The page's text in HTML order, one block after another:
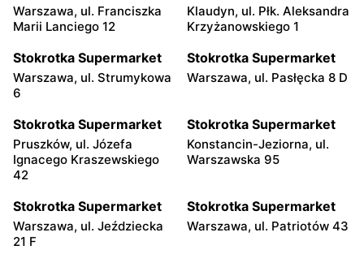
Warszawa, ul. Franciszka
Marii Lanciego 12
Klaudyn, ul. Płk. Aleksandra
Krzyżanowskiego 1
Stokrotka Supermarket
Warszawa, ul. Strumykowa
6
Stokrotka Supermarket
Warszawa, ul. Pasłęcka 8 D
Stokrotka Supermarket
Pruszków, ul. Józefa
Ignacego Kraszewskiego
42
Stokrotka Supermarket
Konstancin-Jeziorna, ul.
Warszawska 95
Stokrotka Supermarket
Warszawa, ul. Jeździecka
21 F
Stokrotka Supermarket
Warszawa, ul. Patriotów 43